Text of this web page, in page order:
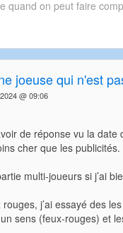
quand on peut faire
joeuse qui n'est
@ 09:06
de réponse vu la date
cher que les
multi-joueurs si j’ai
j’ai essayé des
sens (feux-rouges) et